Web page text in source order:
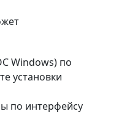
Windows) по
установки
по интерфейсу